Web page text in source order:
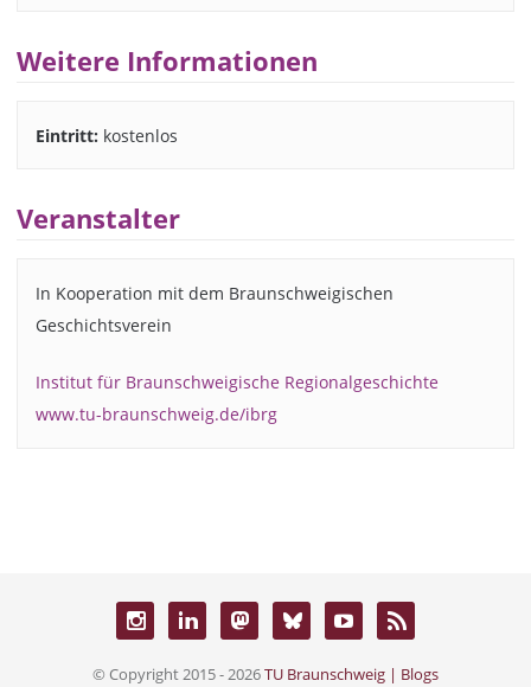
Weitere Informationen
Eintritt: kostenlos
Veranstalter
In Kooperation mit dem Braunschweigischen
Geschichtsverein
Institut für Braunschweigische Regionalgeschichte
www.tu-braunschweig.de/ibrg
© Copyright 2015 - 2026TU Braunschweig | Blogs